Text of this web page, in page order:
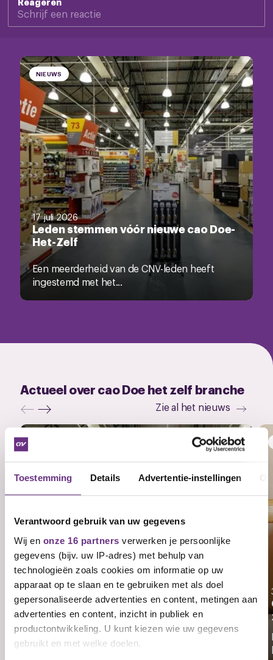
Toestemming Details Advertentie-instellingen
Verantwoord gebruik van uw gegevens
Wij en onze 16 partners verwerken je persoonlijke
gegevens (bijv. uw IP-adres) met behulp van
technologieën zoals cookies om informatie op uw
apparaat op te slaan en te gebruiken met als doel
gepersonaliseerde advertenties en content, metingen aan
advertenties en content, inzicht in publiek en
productontwikkeling. U kunt kiezen wie uw gegevens
gebruikt en met welke doelen.
NIEUWS
17 juli 2026
Leden stemmen vóór nieuwe cao Doe-
Het-Zelf
Een meerderheid van de CNV-leden heeft
ingestemd met het...
Actueel over cao Doe het zelf branche
Zie al het nieuws
17 juli 2026
Leden stemmen vóór nieuwe cao Doe-
Het-Zelf
Een meerderheid van de CNV-leden heeft
ingestemd met het...